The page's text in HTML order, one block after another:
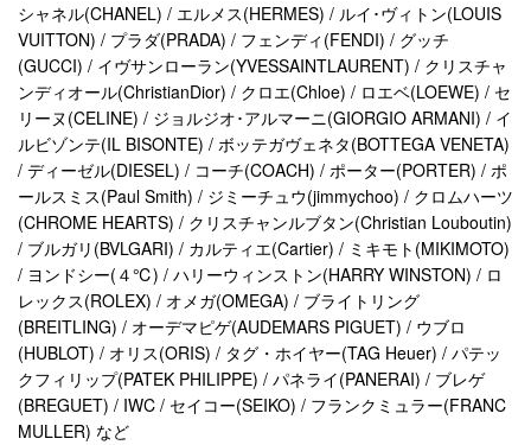
シャネル(CHANEL) / エルメス(HERMES) / ルイ･ヴィトン(LOUIS
VUITTON) / プラダ(PRADA) / フェンディ(FENDI) / グッチ
(GUCCI) / イヴサンローラン(YVESSAINTLAURENT) / クリスチャ
ンディオール(ChristianDior) / クロエ(Chloe) / ロエベ(LOEWE) / セ
リーヌ(CELINE) / ジョルジオ･アルマーニ(GIORGIO ARMANI) / イ
ルビゾンテ(IL BISONTE) / ボッテガヴェネタ(BOTTEGA VENETA)
/ ディーゼル(DIESEL) / コーチ(COACH) / ポーター(PORTER) / ポ
ールスミス(Paul Smith) / ジミーチュウ(jimmychoo) / クロムハーツ
(CHROME HEARTS) / クリスチャンルブタン(Christian Louboutin)
/ ブルガリ(BVLGARI) / カルティエ(Cartier) / ミキモト(MIKIMOTO)
/ ヨンドシー(４℃) / ハリーウィンストン(HARRY WINSTON) / ロ
レックス(ROLEX) / オメガ(OMEGA) / ブライトリング
(BREITLING) / オーデマピゲ(AUDEMARS PIGUET) / ウブロ
(HUBLOT) / オリス(ORIS) / タグ・ホイヤー(TAG Heuer) / パテッ
クフィリップ(PATEK PHILIPPE) / パネライ(PANERAI) / ブレゲ
(BREGUET) / IWC / セイコー(SEIKO) / フランクミュラー(FRANC
MULLER) など